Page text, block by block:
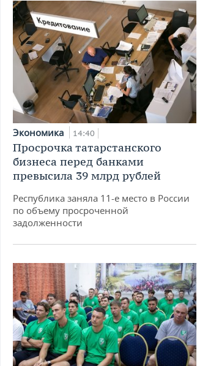
Экономика 14:40
Просрочка татарстанского
бизнеса перед банками
превысила 39 млрд рублей
Республика заняла 11-е место в России
по объему просроченной
задолженности